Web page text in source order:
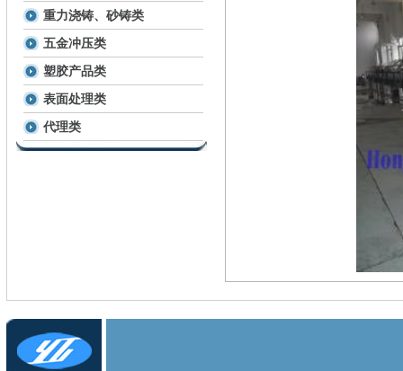
重力浇铸、砂铸类
五金冲压类
塑胶产品类
表面处理类
代理类